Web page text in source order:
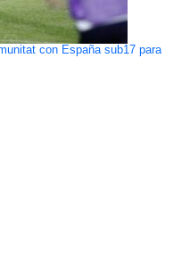
con España sub17 para